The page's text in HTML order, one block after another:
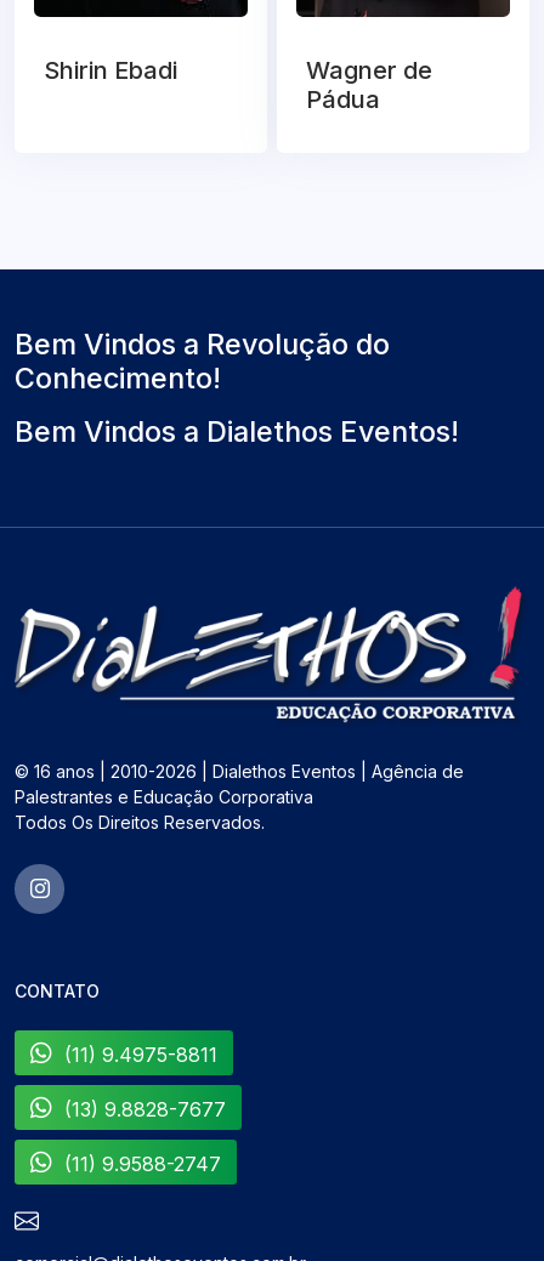
Shirin Ebadi
Wagner de
Pádua
Bem Vindos a Revolução do
Conhecimento!
Bem Vindos a Dialethos Eventos!
© 16 anos | 2010-2026 | Dialethos Eventos | Agência de
Palestrantes e Educação Corporativa
Todos Os Direitos Reservados.
CONTATO
(11) 9.4975-8811
(13) 9.8828-7677
(11) 9.9588-2747